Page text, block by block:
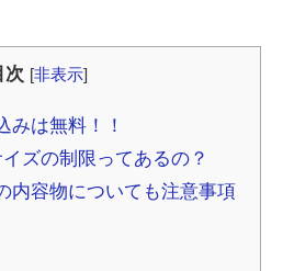
次 [非表示]
みは無料！！
ズの制限ってあるの？
内容物についても注意事項